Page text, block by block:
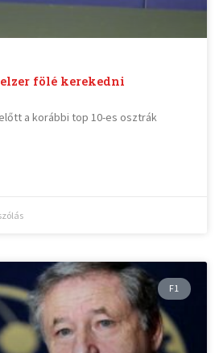
fölé kerekedni
a korábbi top 10-es osztrák
F1